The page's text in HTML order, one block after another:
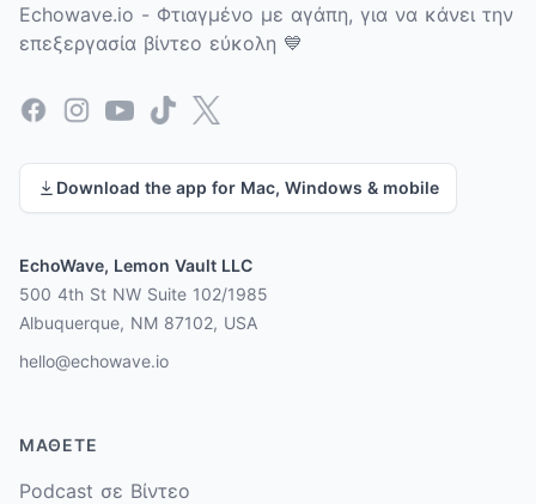
Echowave.io - Φτιαγμένο με αγάπη, για να κάνει την
επεξεργασία βίντεο εύκολη 💙
Facebook
InstagramYouTubeTikTok
X
Download the app for Mac, Windows & mobile
EchoWave, Lemon Vault LLC
500 4th St NW Suite 102/1985
Albuquerque, NM 87102, USA
hello@echowave.io
ΜΆΘΕΤΕ
Podcast σε Βίντεο